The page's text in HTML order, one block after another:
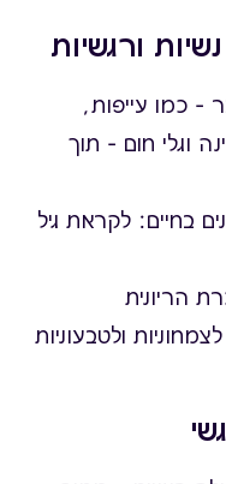
ורגשיות
– כמו עייפות,
וגלי חום – תוך
בחיים: לקראת גיל
הריונית
ולטבעוניות